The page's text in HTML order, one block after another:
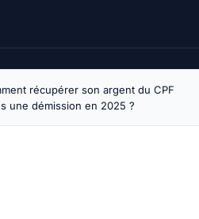
récupérer son argent du CPF
une démission en 2025 ?